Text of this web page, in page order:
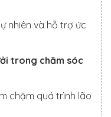
nhiên và hỗ trợ ức
trong chăm sóc
chậm quá trình lão